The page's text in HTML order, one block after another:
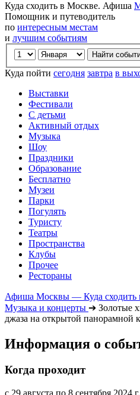
Куда сходить в Москве. Афиша
Помощник и путеводитель
по интересным местам
и лучшим событиям
Куда пойти сегодня завтра в
Выставки
Фестивали
С детьми
Активный отдых
Музыка
Шоу
Праздники
Образование
Бесплатно
Музеи
Парки
Погулять
Туристу
Театры
Пространства
Клубы
Прочее
Рестораны
Афиша Москвы — Куда сходить
Музыка и концерты ➔ Золотые
джаза на открытой панорамной
Информация о
Когда проходит